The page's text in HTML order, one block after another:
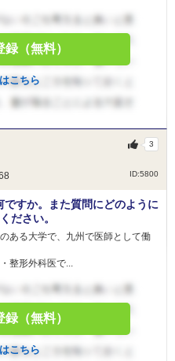
（無料）
こちら
ID:5800
3
すか。また質問にどのように
ださい。
ある大学で、九州で医師として働
整形外科医で...
（無料）
こちら